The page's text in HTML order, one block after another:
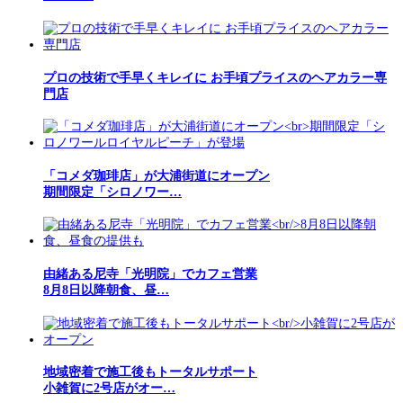
プロの技術で手早くキレイに お手頃プライスのヘアカラー専
門店
「コメダ珈琲店」が大浦街道にオープン
期間限定「シロノワー…
由緒ある尼寺「光明院」でカフェ営業
8月8日以降朝食、昼…
地域密着で施工後もトータルサポート
小雑賀に2号店がオー…